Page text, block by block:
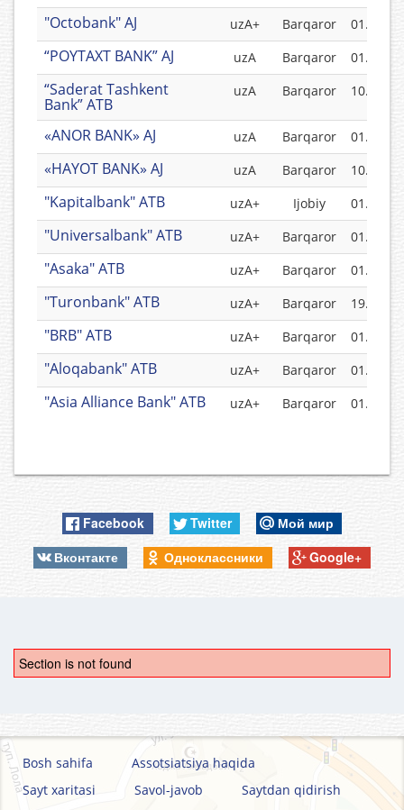
"Octobank" AJ uzA+ Barqaror
“POYTAXT BANK” AJ uzA Barqaror
“Saderat Tashkent
Bank” ATB
uzA Barqaror
«ANOR BANK» AJ uzA Barqaror
«HAYOT BANK» AJ uzA Barqaror
"Kapitalbank" ATB uzA+ Ijobiy
"Universalbank" ATB uzA+ Barqaror
"Asaka" ATB uzA+ Barqaror
"Turonbank" ATB uzA+ Barqaror
"BRB" ATB uzA+ Barqaror
"Aloqabank" ATB uzA+ Barqaror
"Asia Alliance Bank" ATB uzA+ Barqaror
Facebook Twitter
Мой мир
Вконтакте
Одноклассники Google+
Section is not found
Bosh sahifa
Assotsiatsiya haqida
Sayt xaritasi
Savol-javob
Saytdan qidirish